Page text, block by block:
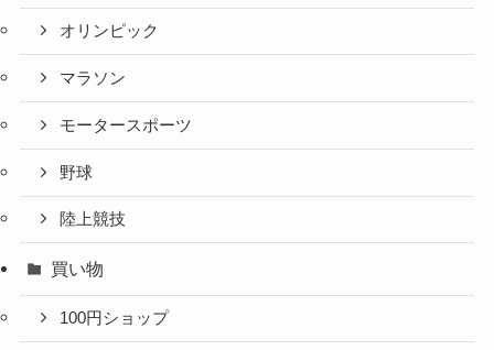
オリンピック
マラソン
モータースポーツ
野球
陸上競技
買い物
100円ショップ